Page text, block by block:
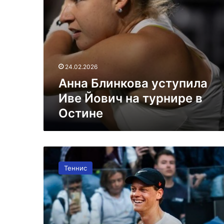
24.02.2026
Анна Блинкова уступила
Иве Йович на турнире в
Остине
Синнер
вышел
во
второй
раунд
турнира
в
Теннис